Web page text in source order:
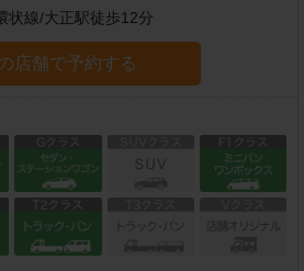
状線/大正駅徒歩12分
店舗で予約する